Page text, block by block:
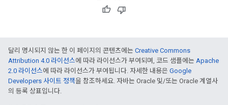
달리 명시되지 않는 한 이 페이지의 콘텐츠에는 Creative Commons
Attribution 4.0 라이선스에 따라 라이선스가 부여되며, 코드 샘플에는 Apache
2.0 라이선스에 따라 라이선스가 부여됩니다. 자세한 내용은 Google
Developers 사이트 정책을 참조하세요. 자바는 Oracle 및/또는 Oracle 계열사
의 등록 상표입니다.